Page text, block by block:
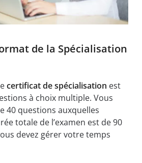
de la Spécialisation
certificat de spécialisation est
à choix multiple. Vous
40 questions auxquelles
totale de l’examen est de 90
devez gérer votre temps